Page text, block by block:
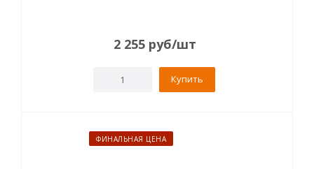
2 255руб/шт
Купить
ФИНАЛЬНАЯ ЦЕНА